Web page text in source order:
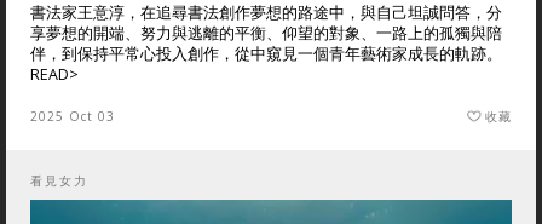
書法家王意淳，在追尋書法創作夢想的路途中，與自己坦誠問答，分
享夢想的開端、努力與逃離的平衡、仰望的對象、一路上的孤獨與陪
伴，到保持平常心投入創作，從中窺見一個青年藝術家成長的軌跡。
READ>
2025 Oct 03 收藏
看見女力